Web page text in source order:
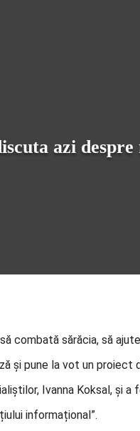
azi
combată sărăcia, să
și pune la vot un
Ivanna Koksal, și
informațional”.